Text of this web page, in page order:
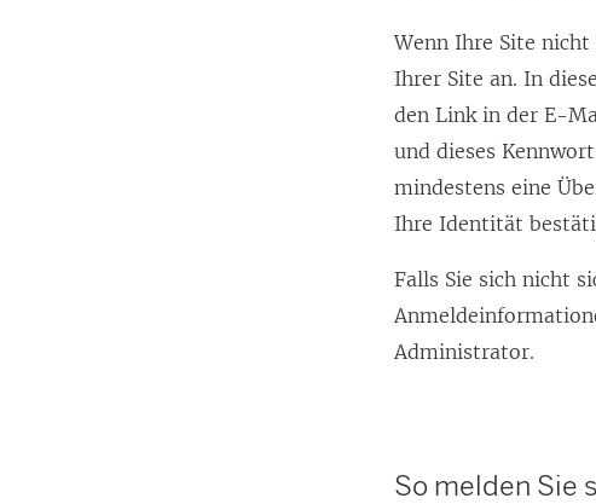
Wenn Ihre Site
Ihrer Site an. In
den Link in der E-
und dieses
mindestens eine
Ihre Identität
Falls Sie sich nicht
Administrator.
So melden Sie